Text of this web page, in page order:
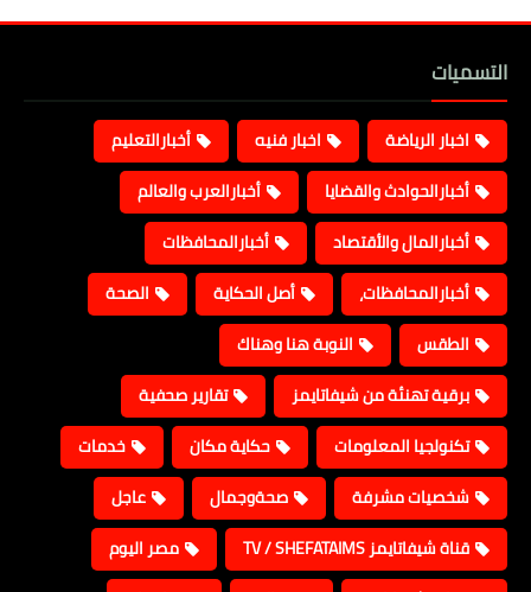
التسميات
اخبار الرياضة اخبار فنيه
أخبارالتعليم
أخبارالحوادث والقضايا
أخبارالعرب والعالم
أخبارالمال والأقتصاد
أخبارالمحافظات
أخبارالمحافظات،
أصل الحكاية
الصحة
الطقس
النوبة هنا وهناك
برقية تهنئة من شيفاتايمز
تقارير صحفية
تكنولجيا المعلومات
حكاية مكان
خدمات
شخصيات مشرفة
صحةوجمال
عاجل
قناة شيفاتايمز TV / SHEFATAIMS
مصر اليوم